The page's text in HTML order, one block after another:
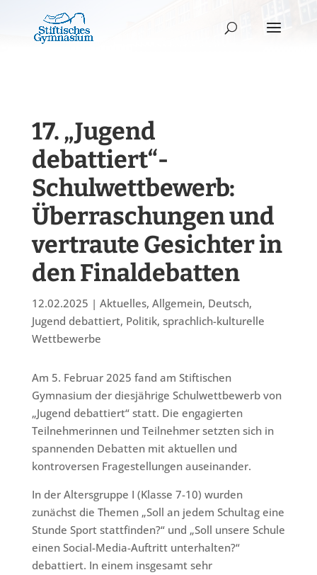
17. „Jugend
debattiert“-
Schulwettbewerb:
Überraschungen und
vertraute Gesichter in
den Finaldebatten
12.02.2025 | Aktuelles, Allgemein, Deutsch,
Jugend debattiert, Politik, sprachlich-kulturelle
Wettbewerbe
Am 5. Februar 2025 fand am Stiftischen
Gymnasium der diesjährige Schulwettbewerb von
„Jugend debattiert“ statt. Die engagierten
Teilnehmerinnen und Teilnehmer setzten sich in
spannenden Debatten mit aktuellen und
kontroversen Fragestellungen auseinander.
In der Altersgruppe I (Klasse 7-10) wurden
zunächst die Themen „Soll an jedem Schultag eine
Stunde Sport stattfinden?“ und „Soll unsere Schule
einen Social-Media-Auftritt unterhalten?“
debattiert. In einem insgesamt sehr